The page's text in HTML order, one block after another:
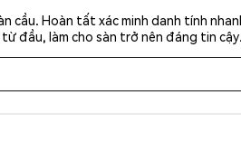
cầu. Hoàn tất xác minh danh tính
đầu, làm cho sàn trở nên đáng tin cậy.